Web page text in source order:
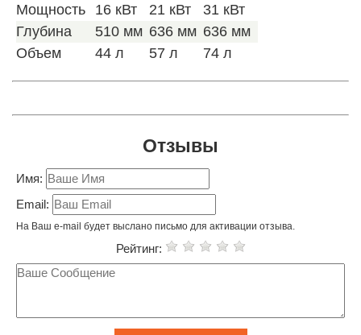
Мощность
16 кВт 21 кВт
31 кВт
Глубина
510 мм 636 мм 636 мм
Объем
44 л 57 л 74 л
Отзывы
Имя:
Email:
На Ваш e-mail будет выслано письмо для активации отзыва.
Рейтинг: